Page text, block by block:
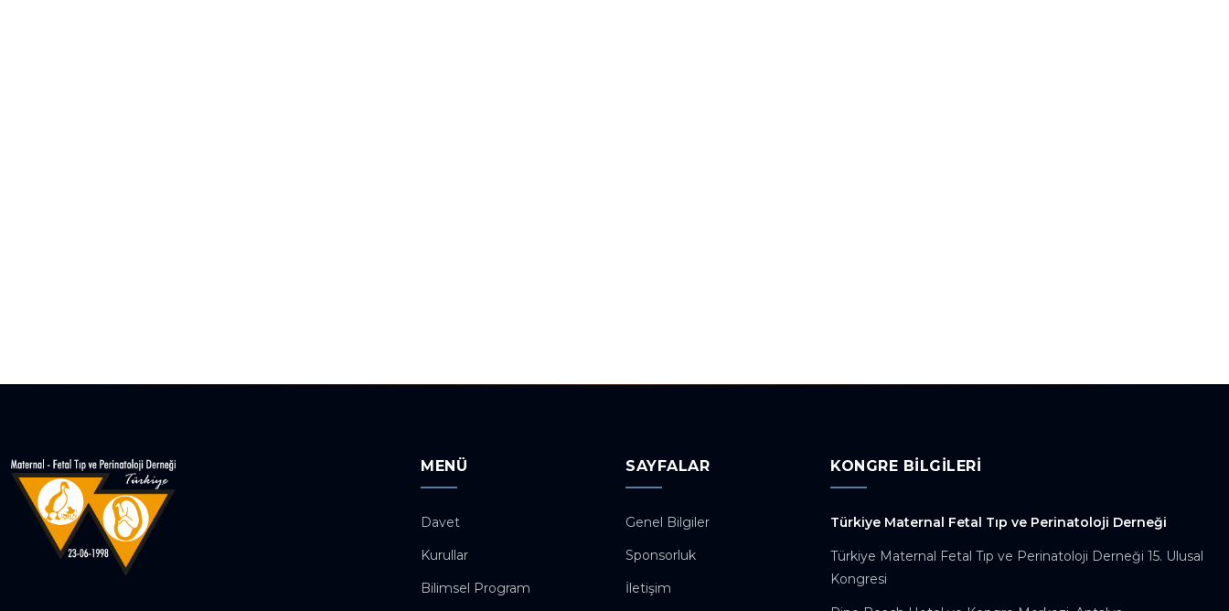
MENÜ
Davet
Kurullar
Bilimsel Program
SAYFALAR
Genel Bilgiler
Sponsorluk
İletişim
KONGRE BILGILERI
Türkiye Maternal Fetal Tıp ve Perinatoloji Derneği
Türkiye Maternal Fetal Tıp ve Perinatoloji Derneği 15. Ulusal
Kongresi